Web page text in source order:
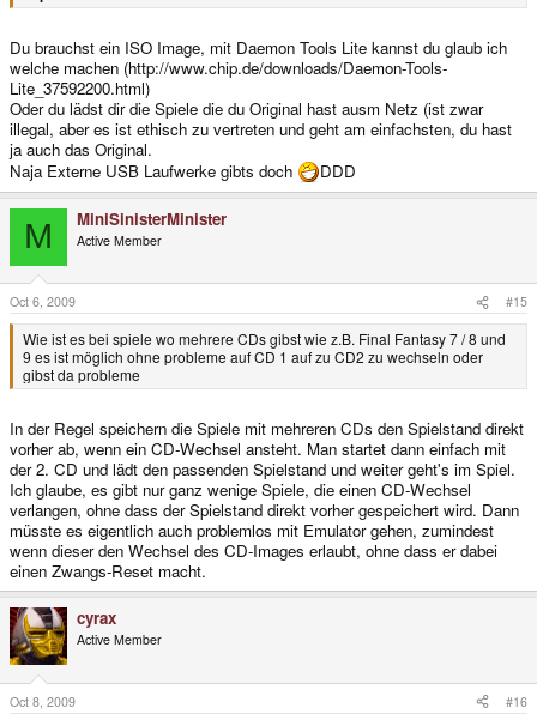
Du brauchst ein ISO Image, mit Daemon Tools Lite kannst du glaub ich
welche machen (http://www.chip.de/downloads/Daemon-Tools-
Lite_37592200.html)
Oder du lädst dir die Spiele die du Original hast ausm Netz (ist zwar
illegal, aber es ist ethisch zu vertreten und geht am einfachsten, du hast
ja auch das Original.
Naja Externe USB Laufwerke gibts doch
DDD
M MiniSinisterMinister
Active Member
Oct 6, 2009 #15
Wie ist es bei spiele wo mehrere CDs gibst wie z.B. Final Fantasy 7 / 8 und
9 es ist möglich ohne probleme auf CD 1 auf zu CD2 zu wechseln oder
gibst da probleme
In der Regel speichern die Spiele mit mehreren CDs den Spielstand direkt
vorher ab, wenn ein CD-Wechsel ansteht. Man startet dann einfach mit
der 2. CD und lädt den passenden Spielstand und weiter geht's im Spiel.
Ich glaube, es gibt nur ganz wenige Spiele, die einen CD-Wechsel
verlangen, ohne dass der Spielstand direkt vorher gespeichert wird. Dann
müsste es eigentlich auch problemlos mit Emulator gehen, zumindest
wenn dieser den Wechsel des CD-Images erlaubt, ohne dass er dabei
einen Zwangs-Reset macht.
cyrax
Active Member
Oct 8, 2009 #16